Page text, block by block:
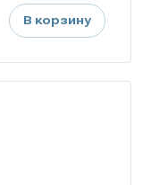
В корзину